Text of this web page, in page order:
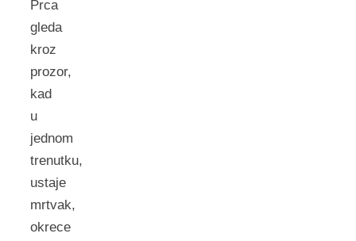
Prca
gleda
kroz
prozor,
kad
u
jednom
trenutku,
ustaje
mrtvak,
okrece